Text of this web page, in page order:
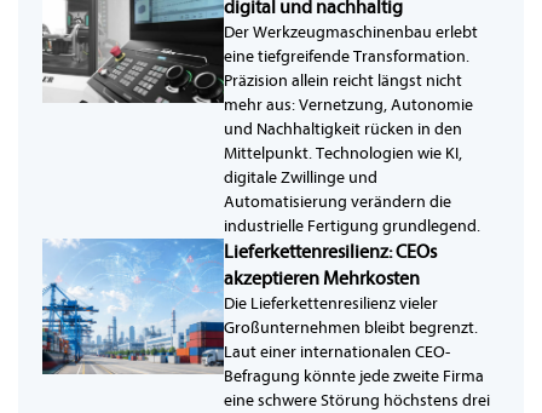
digital und nachhaltig
Der Werkzeugmaschinenbau erlebt
eine tiefgreifende Transformation.
Präzision allein reicht längst nicht
mehr aus: Vernetzung, Autonomie
und Nachhaltigkeit rücken in den
Mittelpunkt. Technologien wie KI,
digitale Zwillinge und
Automatisierung verändern die
industrielle Fertigung grundlegend.
Lieferkettenresilienz: CEOs
akzeptieren Mehrkosten
Die Lieferkettenresilienz vieler
Großunternehmen bleibt begrenzt.
Laut einer internationalen CEO-
Befragung könnte jede zweite Firma
eine schwere Störung höchstens drei